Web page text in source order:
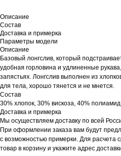
Описание
Состав
Доставка и примерка
Параметры модели
Описание
Базовый лонгслив, который
удобная горловина и удлиненные
запястьях. Лонгслив выполнен из
для тела, хорошо тянется и не мнется.
Состав
30% хлопок, 30% вискоза, 40% полиамид
Доставка и примерка
Мы осуществляем доставку по всей
При оформлении заказа вам будут
с возможностью примерки. Для расчета
товар в корзину и укажите адрес